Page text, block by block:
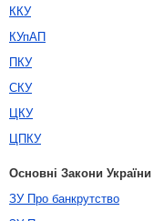
ККУ
КУпАП
ПКУ
СКУ
ЦКУ
ЦПКУ
Основні Закони України
ЗУ Про банкрутство